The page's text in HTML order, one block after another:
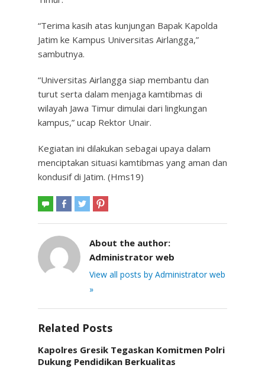
“Terima kasih atas kunjungan Bapak Kapolda
Jatim ke Kampus Universitas Airlangga,”
sambutnya.
“Universitas Airlangga siap membantu dan
turut serta dalam menjaga kamtibmas di
wilayah Jawa Timur dimulai dari lingkungan
kampus,” ucap Rektor Unair.
Kegiatan ini dilakukan sebagai upaya dalam
menciptakan situasi kamtibmas yang aman dan
kondusif di Jatim. (Hms19)
About the author:
Administrator web
View all posts by Administrator web
»
Related Posts
Kapolres Gresik Tegaskan Komitmen Polri
Dukung Pendidikan Berkualitas